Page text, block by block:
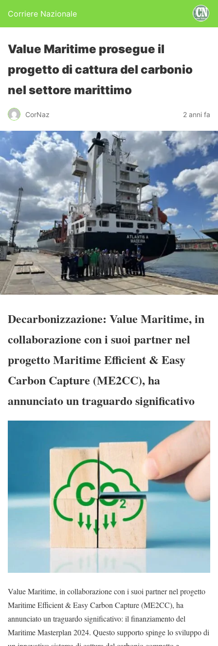
Corriere Nazionale
Value Maritime prosegue il
progetto di cattura del carbonio
nel settore marittimo
CorNaz 2 anni fa
Decarbonizzazione: Value Maritime, in
collaborazione con i suoi partner nel
progetto Maritime Efficient & Easy
Carbon Capture (ME2CC), ha
annunciato un traguardo significativo
Value Maritime, in collaborazione con i suoi partner nel progetto
Maritime Efficient & Easy Carbon Capture (ME2CC), ha
annunciato un traguardo significativo: il finanziamento del
Maritime Masterplan 2024. Questo supporto spinge lo sviluppo di